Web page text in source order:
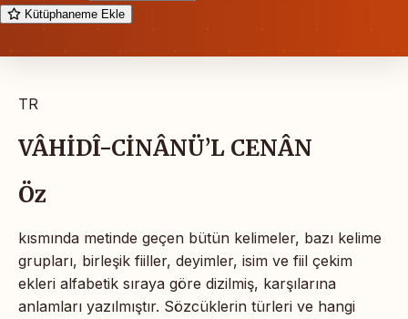
Kütüphaneme Ekle
TR
VÂHİDÎ-CİNÂNÜ’L CENÂN
Öz
kısmında metinde geçen bütün kelimeler, bazı kelime
grupları, birleşik fiiller, deyimler, isim ve fiil çekim
ekleri alfabetik sıraya göre dizilmiş, karşılarına
anlamları yazılmıştır. Sözcüklerin türleri ve hangi